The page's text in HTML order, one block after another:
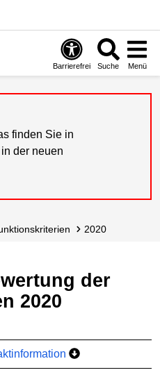
Barrierefrei Suche Menü
finden Sie in
der neuen
2020
der
2020